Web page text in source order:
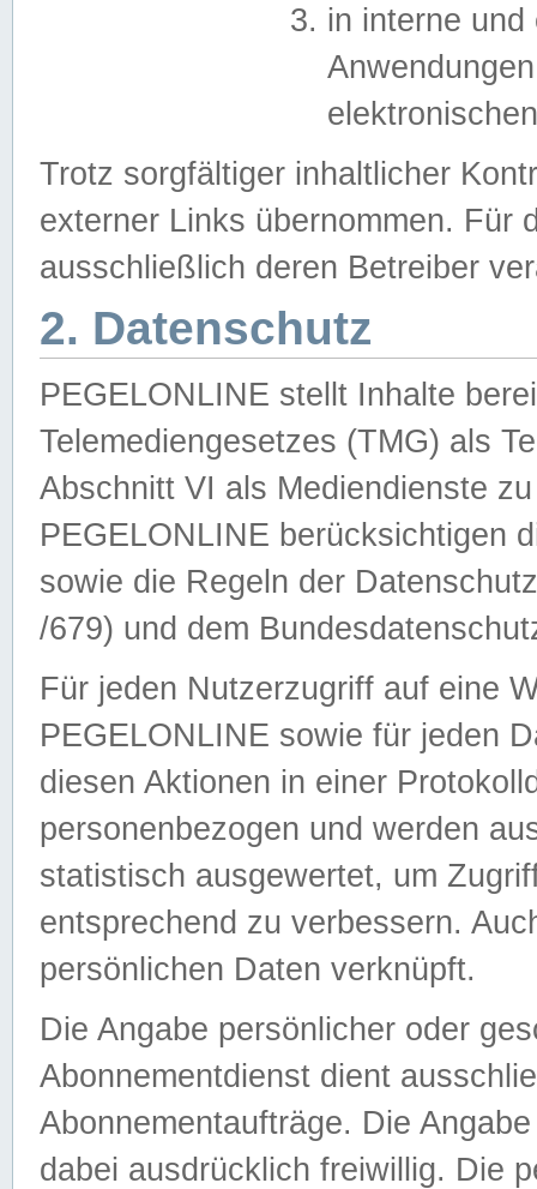
in interne
Trotz sorgfältiger inhaltlicher
externer Links übernommen. Für
ausschließlich deren Betreiber
2. Datenschutz
PEGELONLINE stellt Inhalte
Telemediengesetzes (TMG) als
Abschnitt VI als Mediendienste
PEGELONLINE berücksichtigen
sowie die Regeln der
/679) und dem
Für jeden Nutzerzugriff auf eine
PEGELONLINE sowie für jeden
diesen Aktionen in einer
personenbezogen und werden
statistisch ausgewertet, um
entsprechend zu verbessern.
persönlichen Daten verknüpft.
Die Angabe persönlicher oder
Abonnementdienst dient
Abonnementaufträge. Die
dabei ausdrücklich freiwillig. Die